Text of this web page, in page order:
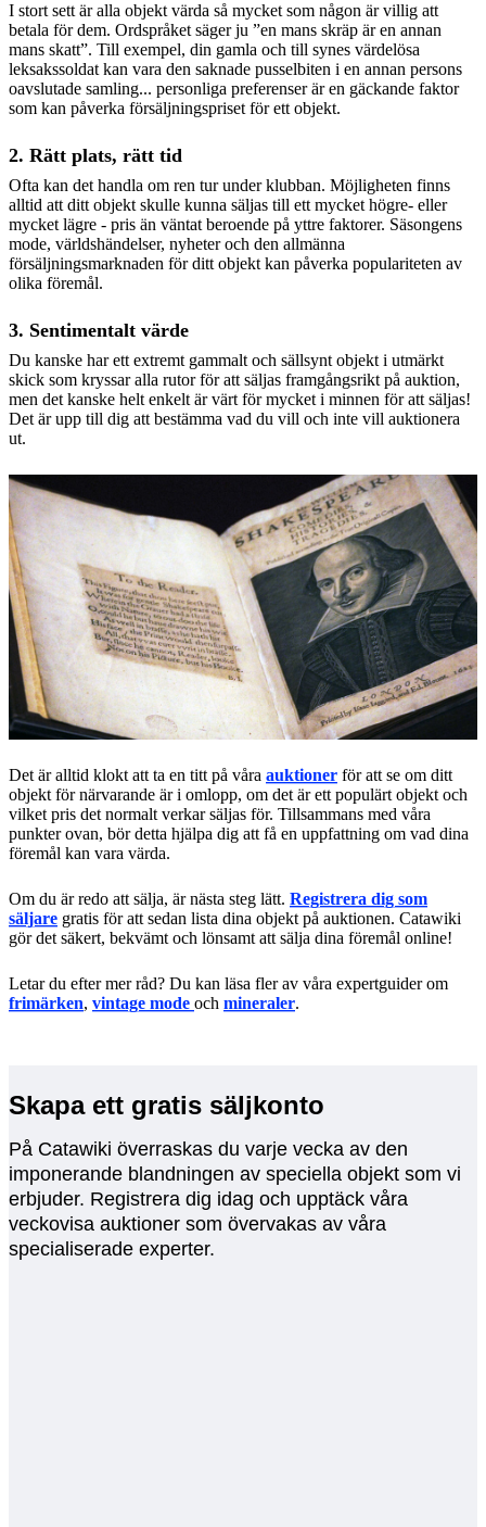
I stort sett är alla objekt värda så mycket som någon är villig att
betala för dem. Ordspråket säger ju ”en mans skräp är en annan
mans skatt”. Till exempel, din gamla och till synes värdelösa
leksakssoldat kan vara den saknade pusselbiten i en annan persons
oavslutade samling... personliga preferenser är en gäckande faktor
som kan påverka försäljningspriset för ett objekt.
2. Rätt plats, rätt tid
Ofta kan det handla om ren tur under klubban. Möjligheten finns
alltid att ditt objekt skulle kunna säljas till ett mycket högre- eller
mycket lägre - pris än väntat beroende på yttre faktorer. Säsongens
mode, världshändelser, nyheter och den allmänna
försäljningsmarknaden för ditt objekt kan påverka populariteten av
olika föremål.
3. Sentimentalt värde
Du kanske har ett extremt gammalt och sällsynt objekt i utmärkt
skick som kryssar alla rutor för att säljas framgångsrikt på auktion,
men det kanske helt enkelt är värt för mycket i minnen för att säljas!
Det är upp till dig att bestämma vad du vill och inte vill auktionera
ut.
Det är alltid klokt att ta en titt på våra auktioner för att se om ditt
objekt för närvarande är i omlopp, om det är ett populärt objekt och
vilket pris det normalt verkar säljas för. Tillsammans med våra
punkter ovan, bör detta hjälpa dig att få en uppfattning om vad dina
föremål kan vara värda.
Om du är redo att sälja, är nästa steg lätt. Registrera dig som
säljare gratis för att sedan lista dina objekt på auktionen. Catawiki
gör det säkert, bekvämt och lönsamt att sälja dina föremål online!
Letar du efter mer råd? Du kan läsa fler av våra expertguider om
frimärken, vintage mode och mineraler.
Skapa ett gratis säljkonto
På Catawiki överraskas du varje vecka av den
imponerande blandningen av speciella objekt som vi
erbjuder. Registrera dig idag och upptäck våra
veckovisa auktioner som övervakas av våra
specialiserade experter.